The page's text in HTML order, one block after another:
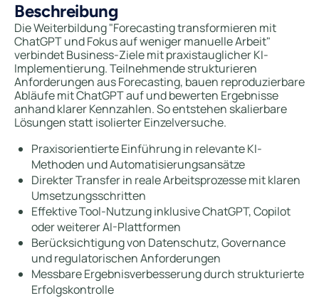
Beschreibung
Die Weiterbildung "Forecasting transformieren mit
ChatGPT und Fokus auf weniger manuelle Arbeit"
verbindet Business-Ziele mit praxistauglicher KI-
Implementierung. Teilnehmende strukturieren
Anforderungen aus Forecasting, bauen reproduzierbare
Abläufe mit ChatGPT auf und bewerten Ergebnisse
anhand klarer Kennzahlen. So entstehen skalierbare
Lösungen statt isolierter Einzelversuche.
Praxisorientierte Einführung in relevante KI-
Methoden und Automatisierungsansätze
Direkter Transfer in reale Arbeitsprozesse mit klaren
Umsetzungsschritten
Effektive Tool-Nutzung inklusive ChatGPT, Copilot
oder weiterer AI-Plattformen
Berücksichtigung von Datenschutz, Governance
und regulatorischen Anforderungen
Messbare Ergebnisverbesserung durch strukturierte
Erfolgskontrolle